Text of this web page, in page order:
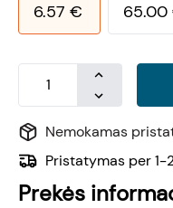
6.57 € 65.00
Nemokamas
Pristatymas per 1-
Prekės